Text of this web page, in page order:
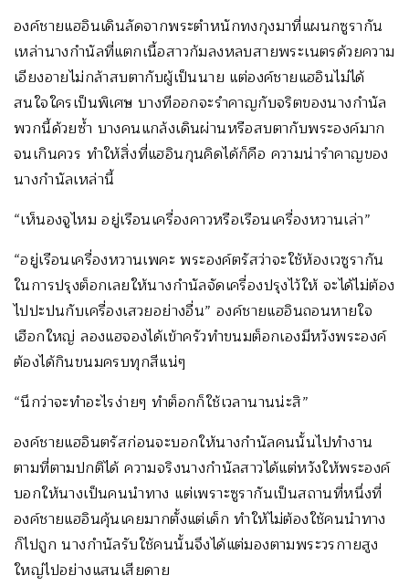
องค์ชายแฮอินเดินลัดจากพระตำหนักทงกุงมาที่แผนกซูรากัน
เหล่านางกำนัลที่แตกเนื้อสาวก้มลงหลบสายพระเนตรด้วยความ
เอียงอายไม่กล้าสบตากับผู้เป็นนาย แต่องค์ชายแฮอินไม่ได้
สนใจใครเป็นพิเศษ บางทีออกจะรำคาญกับจริตของนางกำนัล
พวกนี้ด้วยซ้ำ บางคนแกล้งเดินผ่านหรือสบตากับพระองค์มาก
จนเกินควร ทำให้สิ่งที่แฮอินกุนคิดได้ก็คือ ความน่ารำคาญของ
นางกำนัลเหล่านี้
“เห็นองจูไหม อยู่เรือนเครื่องคาวหรือเรือนเครื่องหวานเล่า”
“อยู่เรือนเครื่องหวานเพคะ พระองค์ตรัสว่าจะใช้ห้องเวซูรากัน
ในการปรุงต็อกเลยให้นางกำนัลจัดเครื่องปรุงไว้ให้ จะได้ไม่ต้อง
ไปปะปนกับเครื่องเสวยอย่างอื่น” องค์ชายแฮอินถอนหายใจ
เฮือกใหญ่ ลองแฮจองได้เข้าครัวทำขนมต็อกเองมีหวังพระองค์
ต้องได้กินขนมครบทุกสีแน่ๆ
“นึกว่าจะทำอะไรง่ายๆ ทำต็อกก็ใช้เวลานานน่ะสิ”
องค์ชายแฮอินตรัสก่อนจะบอกให้นางกำนัลคนนั้นไปทำงาน
ตามที่ตามปกติได้ ความจริงนางกำนัลสาวได้แต่หวังให้พระองค์
บอกให้นางเป็นคนนำทาง แต่เพราะซูรากันเป็นสถานที่หนึ่งที่
องค์ชายแฮอินคุ้นเคยมากตั้งแต่เด็ก ทำให้ไม่ต้องใช้คนนำทาง
ก็ไปถูก นางกำนัลรับใช้คนนั้นจึงได้แต่มองตามพระวรกายสูง
ใหญ่ไปอย่างแสนเสียดาย